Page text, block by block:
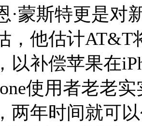
·蒙斯特更是对
，他估计AT&T
以补偿苹果在
使用者老老
两年时间就可